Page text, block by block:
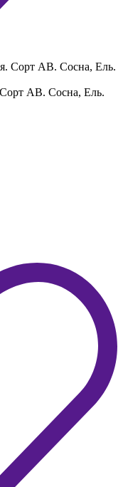
АВ. Сосна, Ель.